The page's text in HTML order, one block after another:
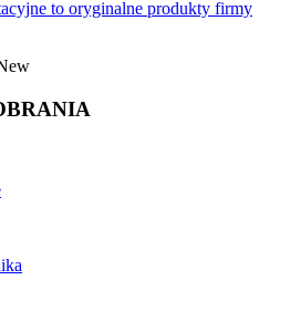
to oryginalne produkty firmy